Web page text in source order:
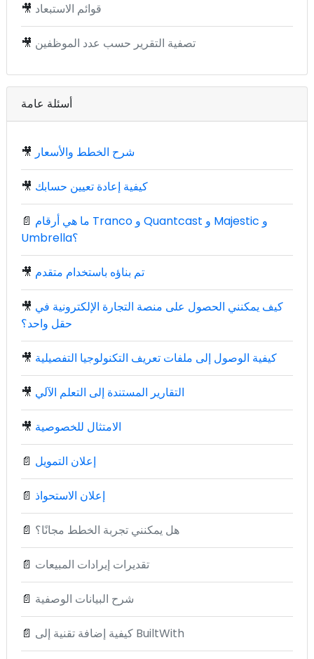
🎥 قوائم الاستبعاد
🎥 تصفية التقرير حسب عدد الموظفين
أسئلة عامة
🎥 شرح الخطط والأسعار
🎥 كيفية إعادة تعيين حسابك
📄 ما هي أرقام Tranco و Quantcast و Majestic و
Umbrella؟
🎥 تم بناؤه باستخدام متقدم
🎥 كيف يمكنني الحصول على منصة التجارة الإلكترونية في
حقل واحد؟
🎥 كيفية الوصول إلى ملفات تعريف التكنولوجيا التفصيلية
🎥 التقارير المستندة إلى التعلم الآلي
🎥 الامتثال للخصوصية
📄 إعلان التمويل
📄 إعلان الاستحواذ
📄 هل يمكنني تجربة الخطط مجانًا؟
📄 تقديرات إيرادات المبيعات
📄 شرح البيانات الوصفية
📄 كيفية إضافة تقنية إلى BuiltWith